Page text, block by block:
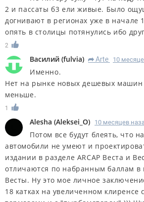
2 и пассаты б3 ели живые. Было
догнивают в регионах уже в начале
опять в столицы потянулись ибо
2
Василий (fulvia) R Arte 10
Именно.
Нет на рынке новых дешевых машин
меньше.
1
Alesha (Aleksei_O) 10 месяцев
Потом все будут блеять, что
автомобили не умеют и
издании в разделе ARCAP Веста и
отличаются по набранным баллам в
Весты. Ну это мое личное
18 катках на увеличенном клиренсе